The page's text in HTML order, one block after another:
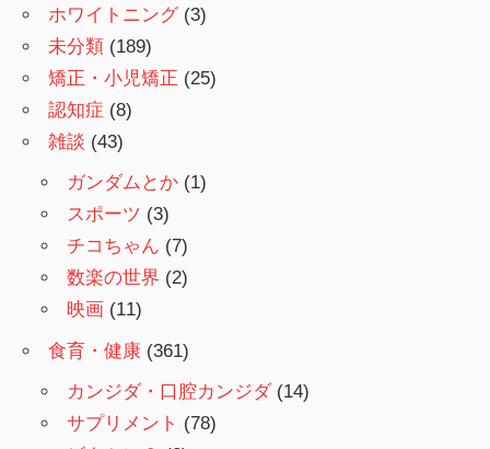
ホワイトニング(3)
未分類 (189)
矯正・小児矯正 (25)
認知症 (8)
雑談 (43)
ガンダムとか (1)
スポーツ (3)
チコちゃん (7)
数楽の世界 (2)
映画 (11)
食育・健康 (361)
カンジダ・口腔カンジダ (14)
サプリメント (78)